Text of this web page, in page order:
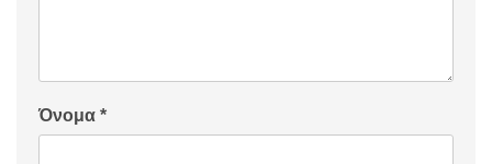
Όνομα *